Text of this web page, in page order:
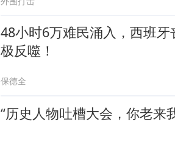
48小时6万难民涌入，西班
极反噬！
保德全
“历史人物吐槽大会，你老来